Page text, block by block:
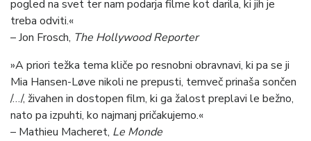
pogled na svet ter nam podarja filme kot darila, ki jih je
treba odviti.«
– Jon Frosch, The Hollywood Reporter
»A priori težka tema kliče po resnobni obravnavi, ki pa se ji
Mia Hansen-Løve nikoli ne prepusti, temveč prinaša sončen
/…/, živahen in dostopen film, ki ga žalost preplavi le bežno,
nato pa izpuhti, ko najmanj pričakujemo.«
– Mathieu Macheret, Le Monde